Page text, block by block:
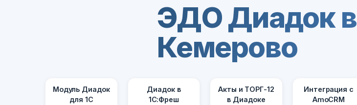
ЭДО Диадок в
Кемерово
Модуль Диадок
для 1С
Диадок в
1С:Фреш
Акты и ТОРГ-12
в Диадоке
Интеграция с
AmoCRM